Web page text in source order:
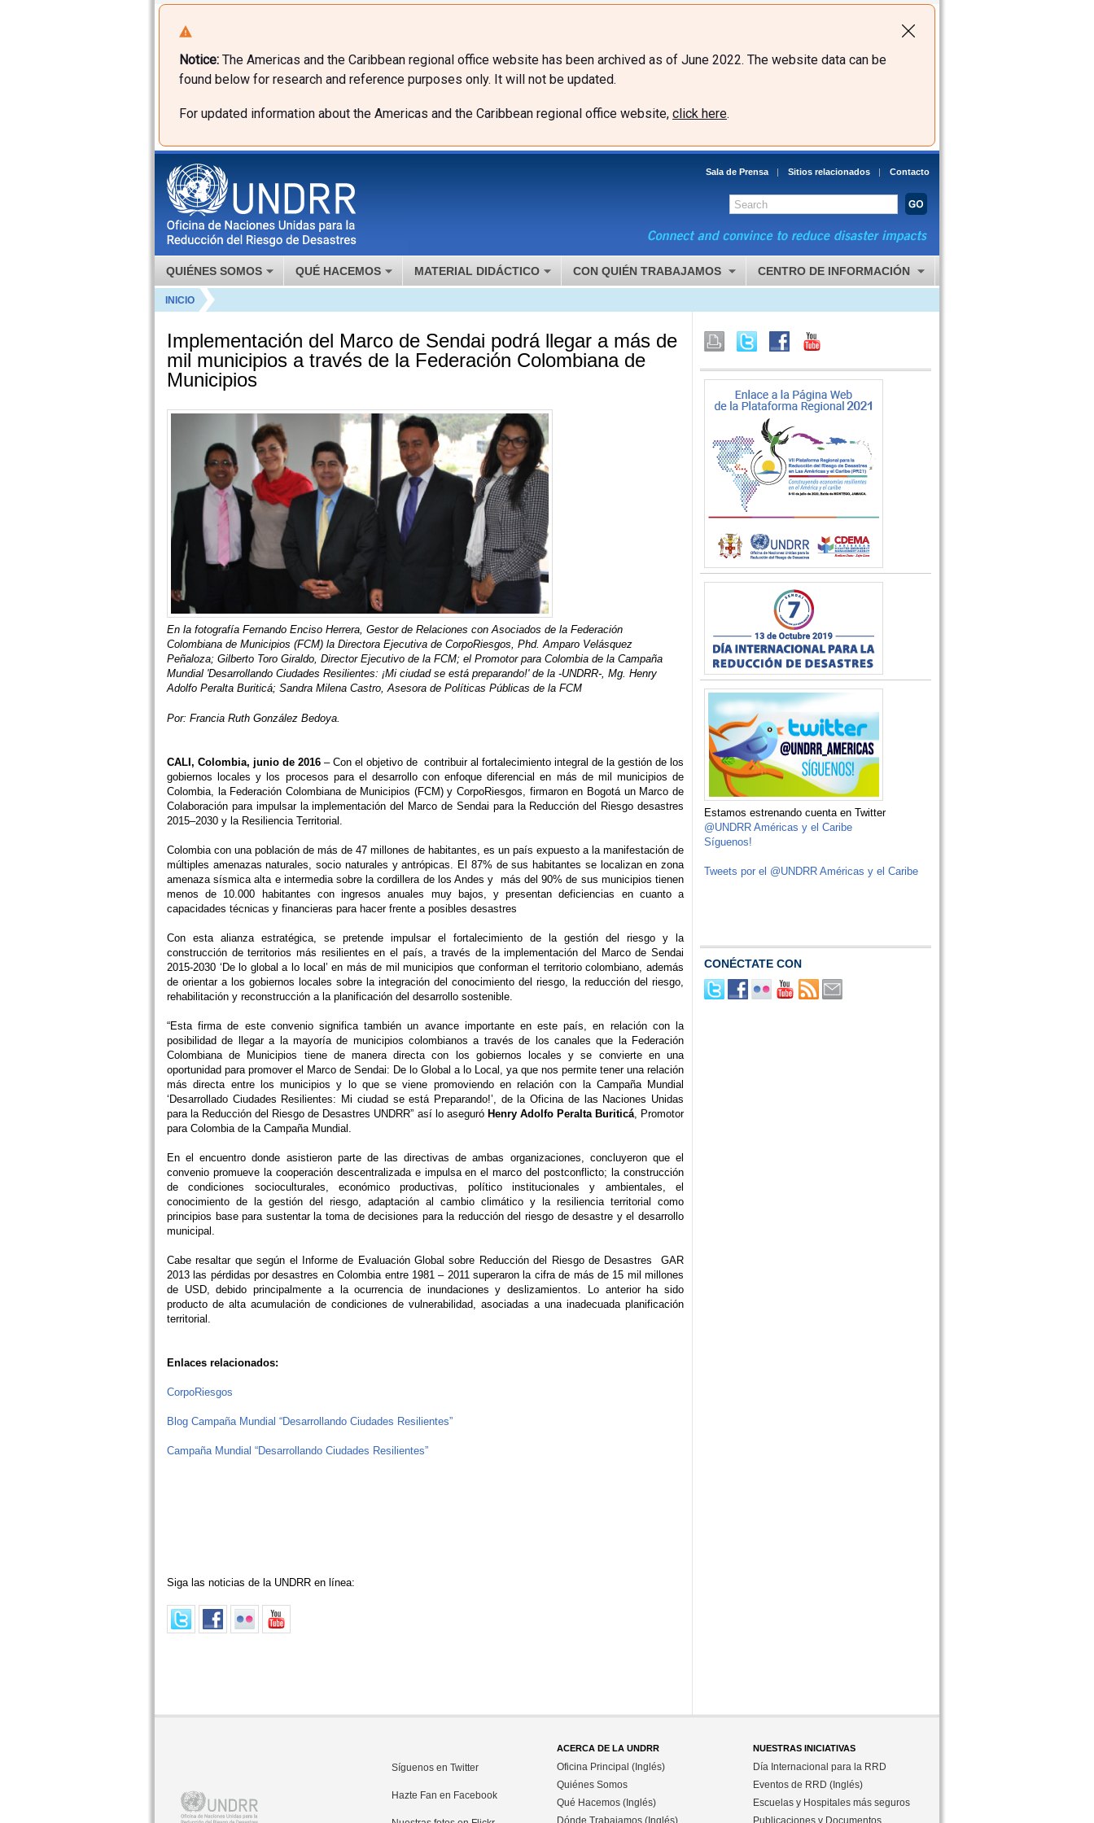
Notice: The Americas and the Caribbean regional office website has been archived as of June 2022. The website data can be
found below for research and reference purposes only. It will not be updated.
For updated information about the Americas and the Caribbean regional office website, click here.
Sala de Prensa Sitios relacionados Contacto
QUIÉNES SOMOS QUÉ HACEMOS MATERIAL DIDÁCTICO CON QUIÉN TRABAJAMOS CENTRO DE INFORMACIÓN
INICIO
Implementación del Marco de Sendai podrá llegar a más de
mil municipios a través de la Federación Colombiana de
Municipios
En la fotografía Fernando Enciso Herrera, Gestor de Relaciones con Asociados de la Federación
Colombiana de Municipios (FCM) la Directora Ejecutiva de CorpoRiesgos, Phd. Amparo Velásquez
Peñaloza; Gilberto Toro Giraldo, Director Ejecutivo de la FCM; el Promotor para Colombia de la Campaña
Mundial 'Desarrollando Ciudades Resilientes: ¡Mi ciudad se está preparando!' de la -UNDRR-, Mg. Henry
Adolfo Peralta Buriticá; Sandra Milena Castro, Asesora de Políticas Públicas de la FCM
Por: Francia Ruth González Bedoya.
CALI, Colombia, junio de 2016 – Con el objetivo de contribuir al fortalecimiento integral de la gestión de los
gobiernos locales y los procesos para el desarrollo con enfoque diferencial en más de mil municipios de
Colombia, la Federación Colombiana de Municipios (FCM) y CorpoRiesgos, firmaron en Bogotá un Marco de
Colaboración para impulsar la implementación del Marco de Sendai para la Reducción del Riesgo desastres
2015–2030 y la Resiliencia Territorial.
Colombia con una población de más de 47 millones de habitantes, es un país expuesto a la manifestación de
múltiples amenazas naturales, socio naturales y antrópicas. El 87% de sus habitantes se localizan en zona
amenaza sísmica alta e intermedia sobre la cordillera de los Andes y más del 90% de sus municipios tienen
menos de 10.000 habitantes con ingresos anuales muy bajos, y presentan deficiencias en cuanto a
capacidades técnicas y financieras para hacer frente a posibles desastres
Con esta alianza estratégica, se pretende impulsar el fortalecimiento de la gestión del riesgo y la
construcción de territorios más resilientes en el país, a través de la implementación del Marco de Sendai
2015-2030 ‘De lo global a lo local’ en más de mil municipios que conforman el territorio colombiano, además
de orientar a los gobiernos locales sobre la integración del conocimiento del riesgo, la reducción del riesgo,
rehabilitación y reconstrucción a la planificación del desarrollo sostenible.
“Esta firma de este convenio significa también un avance importante en este país, en relación con la
posibilidad de llegar a la mayoría de municipios colombianos a través de los canales que la Federación
Colombiana de Municipios tiene de manera directa con los gobiernos locales y se convierte en una
oportunidad para promover el Marco de Sendai: De lo Global a lo Local, ya que nos permite tener una relación
más directa entre los municipios y lo que se viene promoviendo en relación con la Campaña Mundial
‘Desarrollado Ciudades Resilientes: Mi ciudad se está Preparando!’, de la Oficina de las Naciones Unidas
para la Reducción del Riesgo de Desastres UNDRR” así lo aseguró Henry Adolfo Peralta Buriticá, Promotor
para Colombia de la Campaña Mundial.
En el encuentro donde asistieron parte de las directivas de ambas organizaciones, concluyeron que el
convenio promueve la cooperación descentralizada e impulsa en el marco del postconflicto; la construcción
de condiciones socioculturales, económico productivas, político institucionales y ambientales, el
conocimiento de la gestión del riesgo, adaptación al cambio climático y la resiliencia territorial como
principios base para sustentar la toma de decisiones para la reducción del riesgo de desastre y el desarrollo
municipal.
Cabe resaltar que según el Informe de Evaluación Global sobre Reducción del Riesgo de Desastres GAR
2013 las pérdidas por desastres en Colombia entre 1981 – 2011 superaron la cifra de más de 15 mil millones
de USD, debido principalmente a la ocurrencia de inundaciones y deslizamientos. Lo anterior ha sido
producto de alta acumulación de condiciones de vulnerabilidad, asociadas a una inadecuada planificación
territorial.
Enlaces relacionados:
CorpoRiesgos
Blog Campaña Mundial “Desarrollando Ciudades Resilientes”
Campaña Mundial “Desarrollando Ciudades Resilientes”
Siga las noticias de la UNDRR en línea:
Estamos estrenando cuenta en Twitter
@UNDRR Américas y el Caribe
Síguenos!
Tweets por el @UNDRR Américas y el Caribe
CONÉCTATE CON
Síguenos en Twitter
Hazte Fan en Facebook
ACERCA DE LA UNDRR
Oficina Principal (Inglés)
Quiénes Somos
Qué Hacemos (Inglés)
Dónde Trabajamos (Inglés)
NUESTRAS INICIATIVAS
Día Internacional para la RRD
Eventos de RRD (Inglés)
Escuelas y Hospitales más seguros
Publicaciones y Documentos